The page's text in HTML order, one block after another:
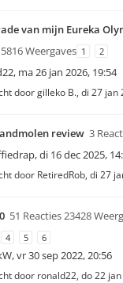
van mijn Eureka
Weergaves 1 2
, ma 26 jan 2026, 19:54
doorgilleko B., di 27 jan
review 3
,di 16 dec 2025,
door RetiredRob, di 27
51 Reacties 23428
4 5 6
,vr 30 sep 2022, 20:56
door ronald22, do 22